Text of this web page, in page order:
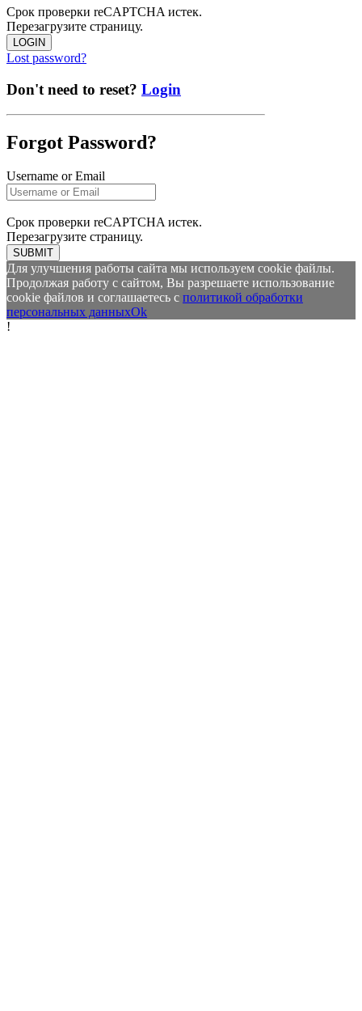
Срок проверки reCAPTCHA истек.
Перезагрузите страницу.
LOGIN
Lost password?
Don't need to reset? Login
Forgot Password?
Username or Email
Срок проверки reCAPTCHA истек.
Перезагрузите страницу.
SUBMIT
Для улучшения работы сайта мы используем cookie файлы.
Продолжая работу с сайтом, Вы разрешаете использование
cookie файлов и соглашаетесь с политикой обработки
персональных данныхOk
!